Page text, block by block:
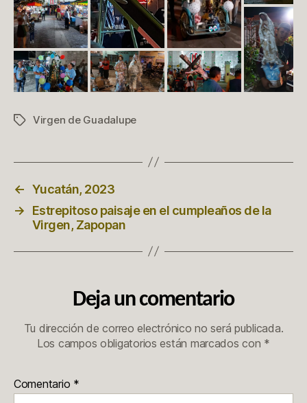
Etiquetas
Virgen de Guadalupe
← Yucatán, 2023
→
Estrepitoso paisaje en el cumpleaños de la
Virgen, Zapopan
Deja un comentario
Tu dirección de correo electrónico no será publicada.
Los campos obligatorios están marcados con *
Comentario *